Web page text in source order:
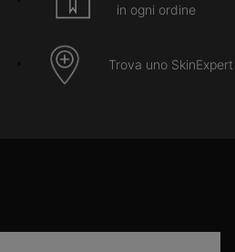
in ogni ordine
Trova uno SkinExpert